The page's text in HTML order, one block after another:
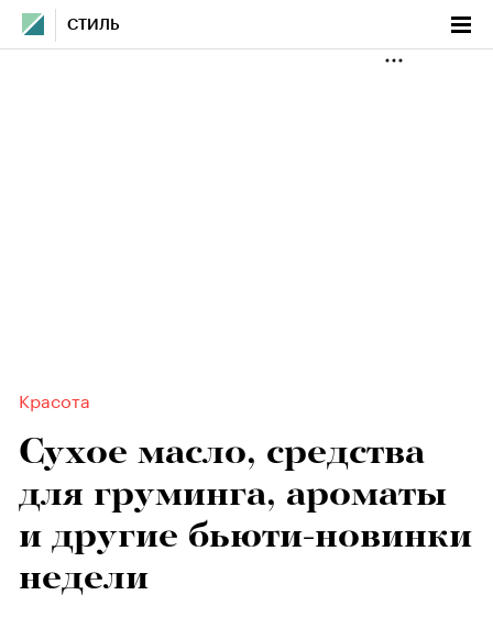
СТИЛЬ
Красота
Сухое масло, средства
для груминга, ароматы
и другие бьюти-новинки
недели